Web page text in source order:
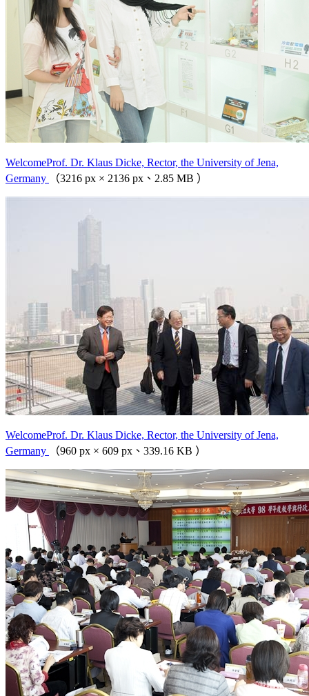
WelcomeProf. Dr. Klaus Dicke, Rector, the University of Jena,
Germany
（3216 px × 2136 px、2.85 MB ）
WelcomeProf. Dr. Klaus Dicke, Rector, the University of Jena,
Germany
（960 px × 609 px、339.16 KB ）